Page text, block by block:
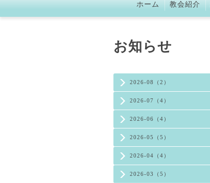
ホーム 教会紹介
2026-08（2）
2026-07（4）
2026-06（4）
2026-05（5）
2026-04（4）
2026-03（5）
お知らせ